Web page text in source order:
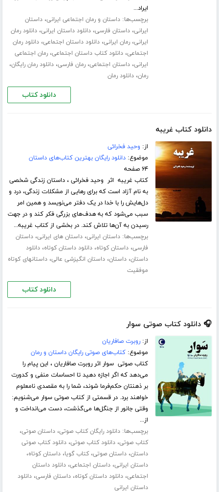
ایراد...
برچسب‌ها:داستان و رمان اجتماعی ایرانی،داستان
ایرانی،داستان فارسی،دانلود داستان ایرانی،دانلود رمان
ایرانی،رمان ایرانی،دانلود داستان اجتماعی،دانلود رمان
اجتماعی،دانلود کتاب داستان اجتماعی،رمان اجتماعی
ایرانی،داستان اجتماعی،رمان فارسی،دانلود رمان رایگان،
رمان،دانلود رمان
دانلود کتاب
دانلود کتاب غریبه
از: وحید فخرائی
موضوع:دانلود رایگان بهترین کتاب‌های داستان
۶۴ صفحه
کتاب غریبه اثر وحید فخرائی ، داستان زندگی شخصی
به نام آزاد است که برای رهایی از مشکلات زندگی، درد و
دل‌هایش را با خدا در یک دفتر می‌نویسد و همین امر
سبب می‌شود که به هدف‌های بزرگی فکر کند و در جهت
رسیدن به آن‌ها تلاش کند. در بخشی از کتاب غریبه...
برچسب‌ها:داستان ایرانی،داستان های ایرانی،داستان
فارسی،داستان کوتاه،دانلود داستان کوتاه،دانلود
داستان،داستان،داستان انگیزشی عالی،داستانهای کوتاه
موفقیت
دانلود کتاب
🎧 دانلود کتاب صوتی سوار
از:روبرت صافاریان
موضوع:کتاب‌های صوتی رایگان داستان و رمان
کتاب صوتی سوار اثر روبرت صافاریان ، این پیام را
می‌دهد که اگر اجازه دهید تا احساسات منفی و کدورت
بر ذهنتان حکم‌فرما شوند، شما را به مقصدی نامعلوم
خواهند برد. در قسمتی از کتاب صوتی سوار می‌شنویم:
وقتی جانور از جنگل‌ها می‌گذشت، دست می‌انداخت و
از...
برچسب‌ها:دانلود رایگان کتاب صوتی،داستان صوتی،
کتاب صوتی،دانلود کتاب صوتی،دانلود کتاب صوتی
داستان،داستان صوتی،کتاب گویا،داستان کوتاه،
داستان ایرانی،داستان اجتماعی،دانلود داستان
اجتماعی،دانلود داستان کوتاه،داستان فارسی،دانلود
داستان ایرانی